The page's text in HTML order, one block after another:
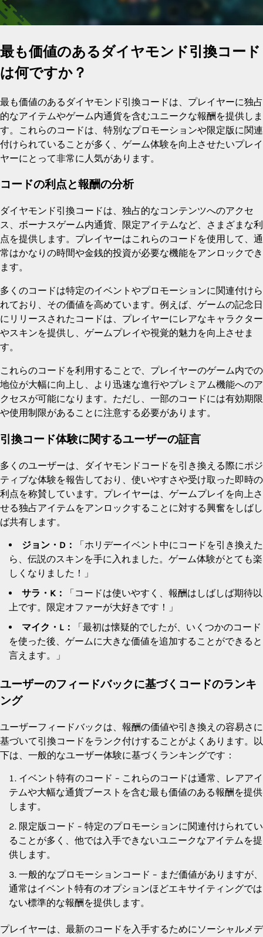
最も価値のあるダイヤモンド引換コード
は何ですか？
最も価値のあるダイヤモンド引換コードは、プレイヤーに独占
的なアイテムやゲーム内通貨を含むユニークな報酬を提供しま
す。これらのコードは、特別なプロモーションや限定版に関連
付けられていることが多く、ゲーム体験を向上させたいプレイ
ヤーにとって非常に人気があります。
コードの利点と報酬の分析
ダイヤモンド引換コードは、独占的なコンテンツへのアクセ
ス、ボーナスゲーム内通貨、限定アイテムなど、さまざまな利
点を提供します。プレイヤーはこれらのコードを使用して、通
常はかなりの時間や金銭的投資が必要な機能をアンロックでき
ます。
多くのコードは特定のイベントやプロモーションに関連付けら
れており、その価値を高めています。例えば、ゲームの記念日
にリリースされたコードは、プレイヤーにレアなキャラクター
やスキンを提供し、ゲームプレイや視覚的魅力を向上させま
す。
これらのコードを利用することで、プレイヤーのゲーム内での
地位が大幅に向上し、より迅速な進行やプレミアム機能へのア
クセスが可能になります。ただし、一部のコードには有効期限
や使用制限があることに注意する必要があります。
引換コード体験に関するユーザーの証言
多くのユーザーは、ダイヤモンドコードを引き換える際にポジ
ティブな体験を報告しており、使いやすさや受け取った即時の
利点を称賛しています。プレイヤーは、ゲームプレイを向上さ
せる独占アイテムをアンロックすることに対する興奮をしばし
ば共有します。
ジョン・D：
「ホリデーイベント中にコードを引き換えた
ら、伝説のスキンを手に入れました。ゲーム体験がとても楽
しくなりました！」
サラ・K：
「コードは使いやすく、報酬はしばしば期待以
上です。限定オファーが大好きです！」
マイク・L：
「最初は懐疑的でしたが、いくつかのコード
を使った後、ゲームに大きな価値を追加することができると
言えます。」
ユーザーのフィードバックに基づくコードのランキ
ング
ユーザーフィードバックは、報酬の価値や引き換えの容易さに
基づいて引換コードをランク付けすることがよくあります。以
下は、一般的なユーザー体験に基づくランキングです：
イベント特有のコード – これらのコードは通常、レアアイ
テムや大幅な通貨ブーストを含む最も価値のある報酬を提供
します。
限定版コード – 特定のプロモーションに関連付けられてい
ることが多く、他では入手できないユニークなアイテムを提
供します。
一般的なプロモーションコード – まだ価値がありますが、
通常はイベント特有のオプションほどエキサイティングでは
ない標準的な報酬を提供します。
プレイヤーは、最新のコードを入手するためにソーシャルメデ